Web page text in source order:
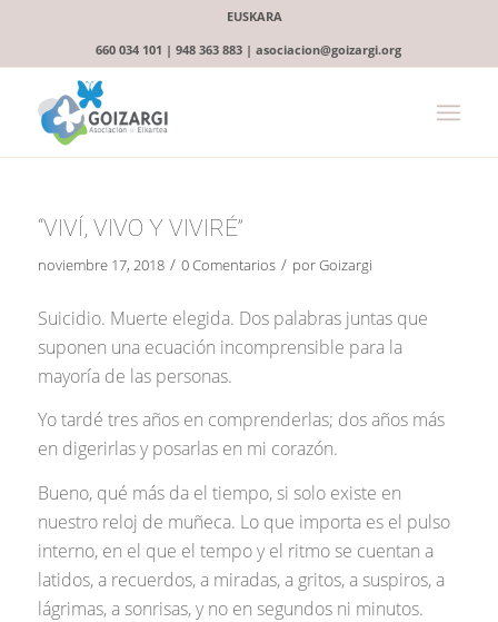
EUSKARA
660 034 101 | 948 363 883 | asociacion@goizargi.org
“VIVÍ, VIVO Y VIVIRÉ”
noviembre 17, 2018 / 0 Comentarios / porGoizargi
Suicidio. Muerte elegida. Dos palabras juntas que
suponen una ecuación incomprensible para la
mayoría de las personas.
Yo tardé tres años en comprenderlas; dos años más
en digerirlas y posarlas en mi corazón.
Bueno, qué más da el tiempo, si solo existe en
nuestro reloj de muñeca. Lo que importa es el pulso
interno, en el que el tempo y el ritmo se cuentan a
latidos, a recuerdos, a miradas, a gritos, a suspiros, a
lágrimas, a sonrisas, y no en segundos ni minutos.